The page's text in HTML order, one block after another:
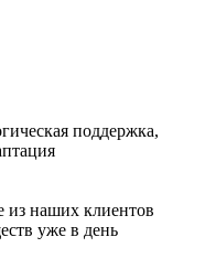
поддержка,
наших клиентов
уже в день